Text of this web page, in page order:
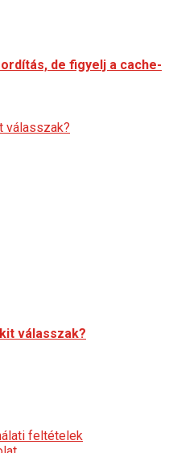
de figyelj a cache-
válasszak?
válasszak?
feltételek